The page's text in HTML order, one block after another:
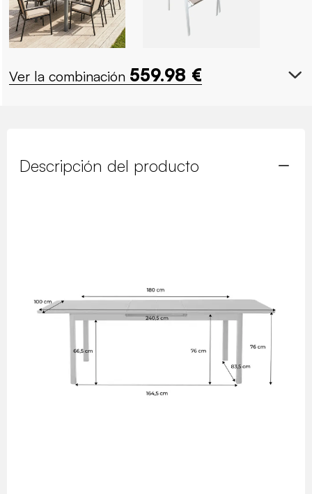
Ver la combinación 559.98 €
Descripción del producto